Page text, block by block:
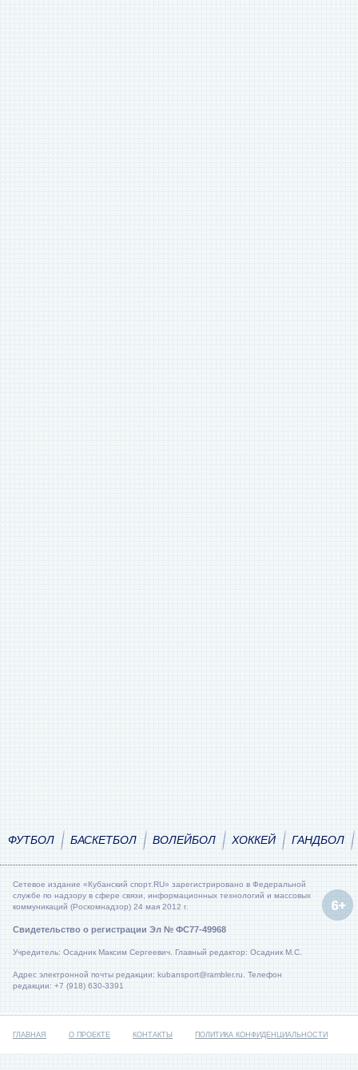
ФУТБОЛ БАСКЕТБОЛ ВОЛЕЙБОЛ ХОККЕЙ ГАНДБОЛ
Сетевое издание «Кубанский спорт.RU» зарегистрировано в Федеральной
службе по надзору в сфере связи, информационных технологий и массовых
коммуникаций (Роскомнадзор) 24 мая 2012 г.
Свидетельство о регистрации Эл № ФС77-49968
Учредитель: Осадник Максим Сергеевич. Главный редактор: Осадник М.С.
Адрес электронной почты редакции: kubansport@rambler.ru. Телефон
редакции: +7 (918) 630-3391
ГЛАВНАЯ О ПРОЕКТЕ КОНТАКТЫ ПОЛИТИКА КОНФИДЕНЦИАЛЬНОСТИ